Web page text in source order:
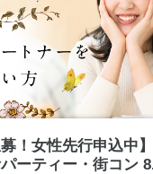
募！女性先行申込中
ーティー・街コン